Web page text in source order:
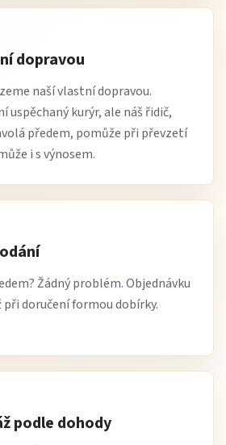
dopravou
naší vlastní dopravou.
uspěchaný kurýr, ale náš řidič,
předem, pomůže při převzetí
i s výnosem.
Žádný problém. Objednávku
doručení formou dobírky.
podle dohody